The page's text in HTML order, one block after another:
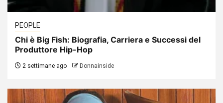
PEOPLE
Chi è Big Fish: Biografia, Carriera e Successi del
Produttore Hip-Hop
2 settimane ago Donnainside